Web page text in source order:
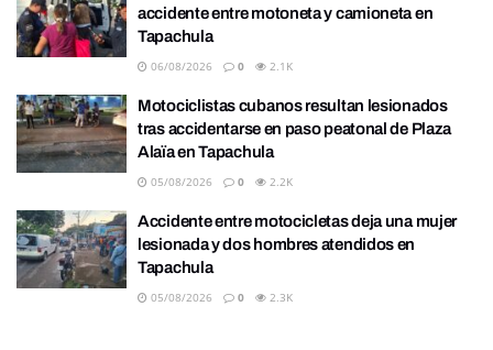
accidente entre motoneta y camioneta en
Tapachula
06/08/2026 0 2.1K
Motociclistas cubanos resultan lesionados
tras accidentarse en paso peatonal de Plaza
Alaïa en Tapachula
05/08/2026 0 2.2K
Accidente entre motocicletas deja una mujer
lesionada y dos hombres atendidos en
Tapachula
05/08/2026 0 2.3K